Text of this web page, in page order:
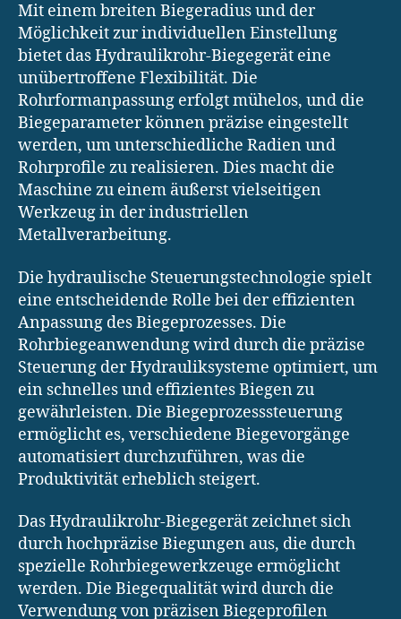
Mit einem breiten Biegeradius und der
Möglichkeit zur individuellen Einstellung
bietet das Hydraulikrohr-Biegegerät eine
unübertroffene Flexibilität. Die
Rohrformanpassung erfolgt mühelos, und die
Biegeparameter können präzise eingestellt
werden, um unterschiedliche Radien und
Rohrprofile zu realisieren. Dies macht die
Maschine zu einem äußerst vielseitigen
Werkzeug in der industriellen
Metallverarbeitung.
Die hydraulische Steuerungstechnologie spielt
eine entscheidende Rolle bei der effizienten
Anpassung des Biegeprozesses. Die
Rohrbiegeanwendung wird durch die präzise
Steuerung der Hydrauliksysteme optimiert, um
ein schnelles und effizientes Biegen zu
gewährleisten. Die Biegeprozesssteuerung
ermöglicht es, verschiedene Biegevorgänge
automatisiert durchzuführen, was die
Produktivität erheblich steigert.
Das Hydraulikrohr-Biegegerät zeichnet sich
durch hochpräzise Biegungen aus, die durch
spezielle Rohrbiegewerkzeuge ermöglicht
werden. Die Biegequalität wird durch die
Verwendung von präzisen Biegeprofilen